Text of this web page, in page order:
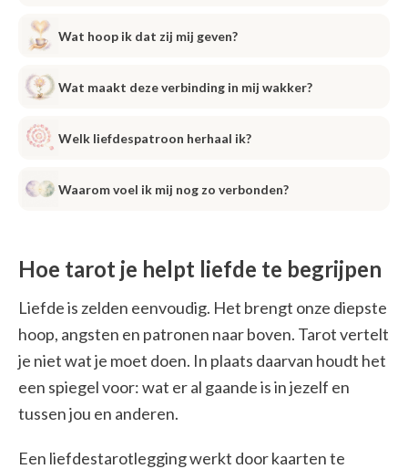
Wat hoop ik dat zij mij geven?
Wat maakt deze verbinding in mij wakker?
Welk liefdespatroon herhaal ik?
Waarom voel ik mij nog zo verbonden?
Hoe tarot je helpt liefde te begrijpen
Liefde is zelden eenvoudig. Het brengt onze diepste
hoop, angsten en patronen naar boven. Tarot vertelt
je niet wat je moet doen. In plaats daarvan houdt het
een spiegel voor: wat er al gaande is in jezelf en
tussen jou en anderen.
Een liefdestarotlegging werkt door kaarten te